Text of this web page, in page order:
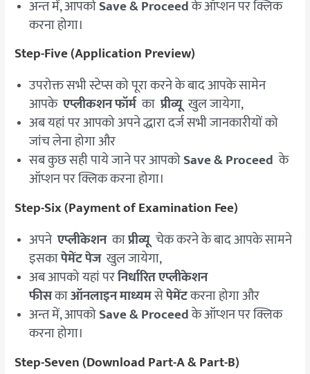
अन्त में, आपकोSave & Proceedके ऑप्शन पर क्लिक
करना होगा।
Step-Five (Application Preview)
उपरोक्त सभी स्टेप्स को पूरा करने के बाद आपके सामेन
आपकेएप्लीकशन फॉर्मका प्रीव्यूखुल जायेगा,
अब यहां पर आपको अपने द्धारा दर्ज सभी जानकारीयों को
जांच लेना होगा और
सब कुछ सही पाये जाने पर आपकोSave & Proceed के
ऑप्शन पर क्लिक करना होगा।
Step-Six (Payment of Examination Fee)
अपनेएप्लीकेशनकाप्रीव्यूचेक करने के बाद आपके सामने
इसकापेमेंट पेजखुल जायेगा,
अब आपको यहां परनिर्धारित एप्लीकेशन
फीसकाऑनलाइन माध्यमसेपेमेंटकरना होगा और
अन्त में, आपकोSave & Proceedके ऑप्शन पर क्लिक
करना होगा।
Step-Seven (Download Part-A & Part-B)